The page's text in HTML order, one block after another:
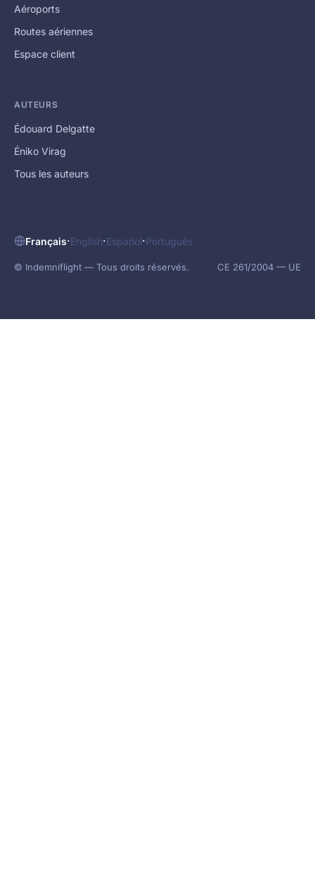
Aéroports
Routes aériennes
Espace client
AUTEURS
Édouard Delgatte
Éniko Virag
Tous les auteurs
Français·English·Español·Português
© Indemniflight — Tous droits réservés. CE 261/2004 — UE